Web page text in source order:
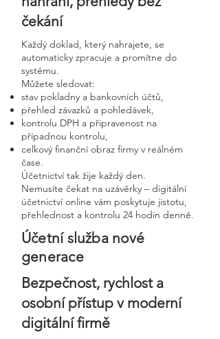
čekání
Každý doklad, který nahrajete, se
automaticky zpracuje a promítne do
systému.
Můžete sledovat:
stav pokladny a bankovních účtů,
přehled závazků a pohledávek,
kontrolu DPH a připravenost na
případnou kontrolu,
celkový finanční obraz firmy v reálném
čase.
Účetnictví tak žije každý den.
Nemusíte čekat na uzávěrky – digitální
účetnictví online vám poskytuje jistotu,
přehlednost a kontrolu 24 hodin denně.
Účetní služba nové
generace
Bezpečnost, rychlost a
osobní přístup v moderní
digitální firmě